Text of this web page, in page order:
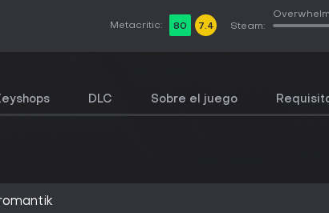
Metacritic: 80 7.4 Steam:
DLC Sobre el juego